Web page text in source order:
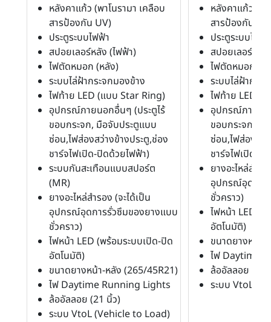
หลังคาแก้ว (พาโนรามา เคลือบ
สารป้องกัน UV)
ประตูระบบไฟฟ้า
สปอยเลอร์หลัง (ไฟฟ้า)
ไฟตัดหมอก (หลัง)
ระบบไล่ฝ้ากระจกมองข้าง
ไฟท้าย LED (แบบ Star Ring)
อุปกรณ์ภายนอกอื่นๆ (ประตูไร้
ขอบกระจก, มือจับประตูแบบ
ซ่อน,ไฟส่องสว่างข้างประตู,ช่อง
ชาร์จไฟเปิด-ปิดด้วยไฟฟ้า)
ระบบกันสะเทือนแบบสปอร์ต
(MR)
ยางอะไหล่สำรอง (จะได้เป็น
อุปกรณ์อุดการรั่วซึมของยางแบบ
ชั่วคราว)
ไฟหน้า LED (พร้อมระบบเปิด-ปิด
อัตโนมัติ)
ขนาดยางหน้า-หลัง (265/45R21)
ไฟ Daytime Running Lights
ล้ออัลลอย (21 นิ้ว)
ระบบ VtoL (Vehicle to Load)
หลังคาแก้ว (พ
สารป้องกัน
ประตูระบบไฟฟ้า
สปอยเลอร์หลัง
ไฟตัดหมอก (ห
ระบบไล่ฝ้ากระ
ไฟท้าย LED (
อุปกรณ์ภายนอ
ขอบกระจก, มื
ซ่อน,ไฟส่องสว่
ชาร์จไฟเปิด-ปิ
ยางอะไหล่สำร
อุปกรณ์อุดการ
ชั่วคราว)
ไฟหน้า LED (
อัตโนมัติ)
ขนาดยางหน้า
ไฟ Daytime
ล้ออัลลอย (21
ระบบ VtoL